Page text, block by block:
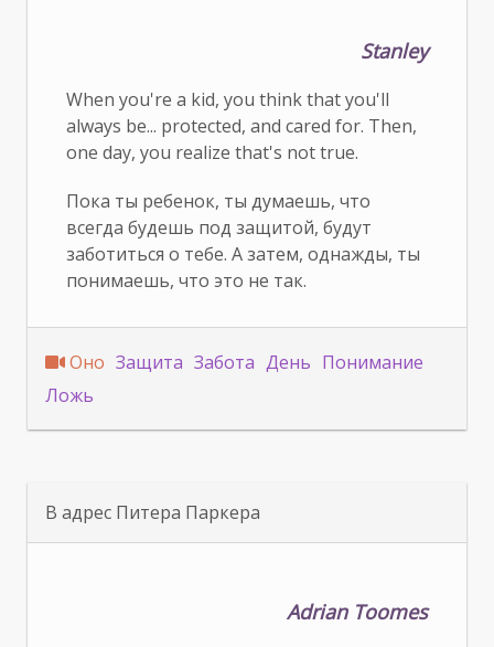
Stanley
When you're a kid, you think that you'll
always be... protected, and cared for. Then,
one day, you realize that's not true.
Пока ты ребенок, ты думаешь, что
всегда будешь под защитой, будут
заботиться о тебе. А затем, однажды, ты
понимаешь, что это не так.
Оно Защита Забота День Понимание
Ложь
В адрес Питера Паркера
Adrian Toomes